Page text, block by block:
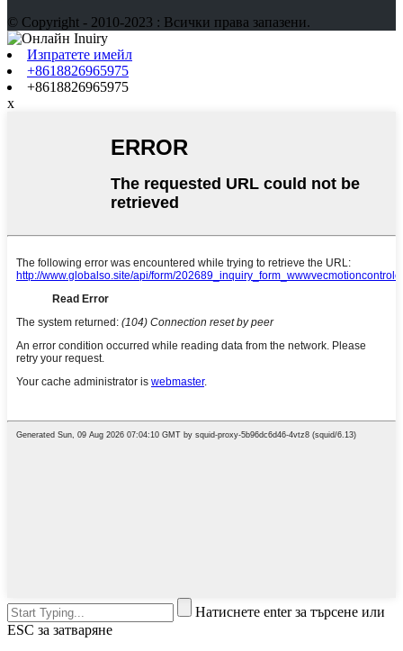
© Copyright - 2010-2023 : Всички права запазени.
Изпратете имейл
+8618826965975
+8618826965975
x
Натиснете enter за търсене или
ESC за затваряне